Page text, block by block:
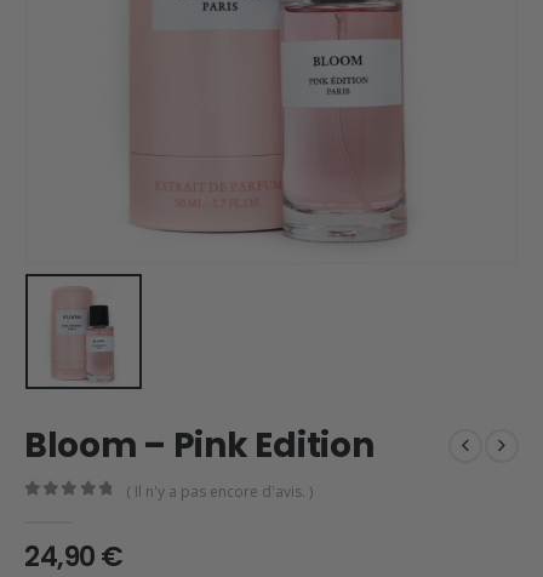
Bloom – Pink Edition
( Il n'y a pas encore d'avis. )
24,90€